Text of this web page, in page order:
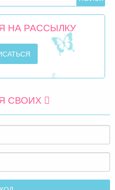
НА РАССЫЛКУ
СВОИХ